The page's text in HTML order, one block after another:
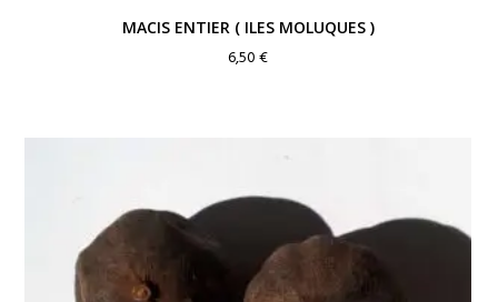
MACIS ENTIER ( ILES MOLUQUES )
6,50€